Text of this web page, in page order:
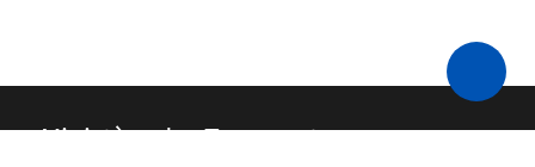
Ministère des Transports